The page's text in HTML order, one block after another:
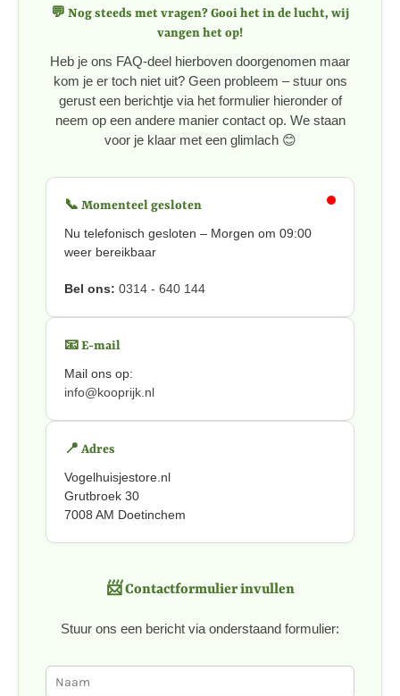
💬 Nog steeds met vragen? Gooi het in de lucht, wij
vangen het op!
Heb je ons FAQ-deel hierboven doorgenomen maar
kom je er toch niet uit? Geen probleem – stuur ons
gerust een berichtje via het formulier hieronder of
neem op een andere manier contact op. We staan
voor je klaar met een glimlach 😊
📞 Momenteel gesloten
Nu telefonisch gesloten – Morgen om 09:00
weer bereikbaar
Bel ons: 0314 - 640 144
📧 E-mail
Mail ons op:
info@kooprijk.nl
📍 Adres
Vogelhuisjestore.nl
Grutbroek 30
7008 AM Doetinchem
📨 Contactformulier invullen
Stuur ons een bericht via onderstaand formulier: